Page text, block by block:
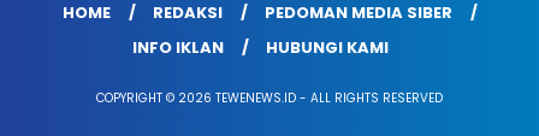
HOME REDAKSI
PEDOMAN MEDIA SIBER
INFO IKLAN
HUBUNGI KAMI
COPYRIGHT © 2026 TEWENEWS.ID - ALL RIGHTS RESERVED